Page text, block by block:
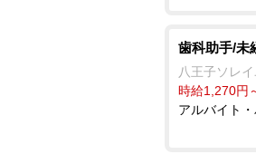
歯科助手/未
八王子ソレ
時給1,270円
アルバイト